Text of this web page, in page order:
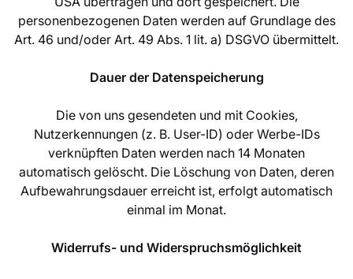
personenbezogenen Daten werden auf Grundlage des
Art. 46 und/oder Art. 49 Abs. 1 lit. a) DSGVO übermittelt.
Dauer der Datenspeicherung
Die von uns gesendeten und mit Cookies,
Nutzerkennungen (z. B. User-ID) oder Werbe-IDs
verknüpften Daten werden nach 14 Monaten
automatisch gelöscht. Die Löschung von Daten, deren
Aufbewahrungsdauer erreicht ist, erfolgt automatisch
einmal im Monat.
Widerrufs- und Widerspruchsmöglichkeit